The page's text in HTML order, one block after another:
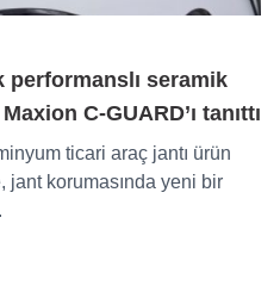
performanslı seramik
C-GUARD’ı tanıttı
ticari araç jantı ürün
jant korumasında yeni bir